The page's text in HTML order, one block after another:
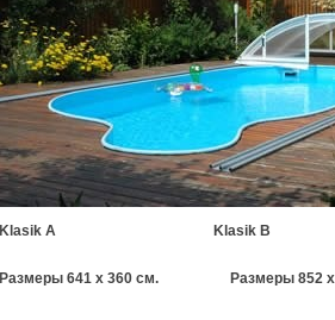
Klasik A Klasik B
Размеры 641 x 360 см. Размеры 852 x